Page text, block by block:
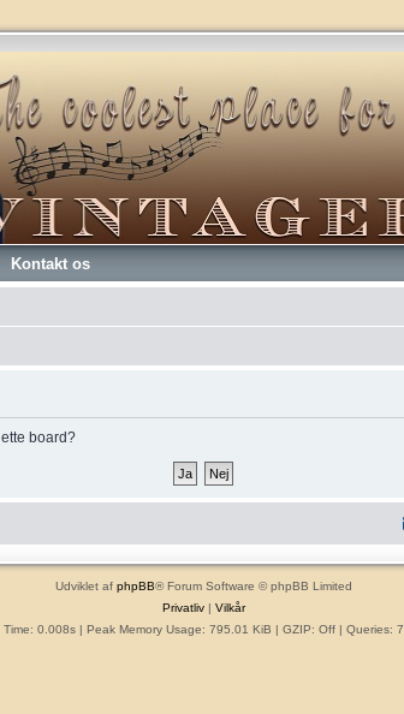
Kontakt os
board?
Udviklet af phpBB® Forum Software © phpBB Limited
Privatliv| Vilkår
Time: 0.008s| Peak Memory Usage: 795.01 KiB | GZIP: Off | Queries: 7